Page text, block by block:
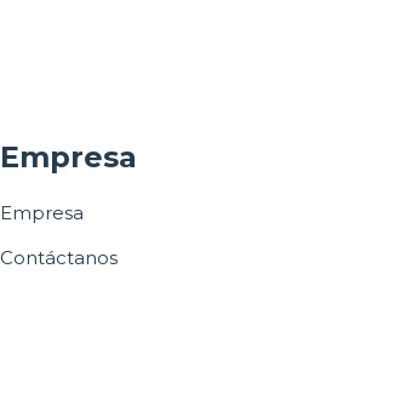
Empresa
Empresa
Contáctanos